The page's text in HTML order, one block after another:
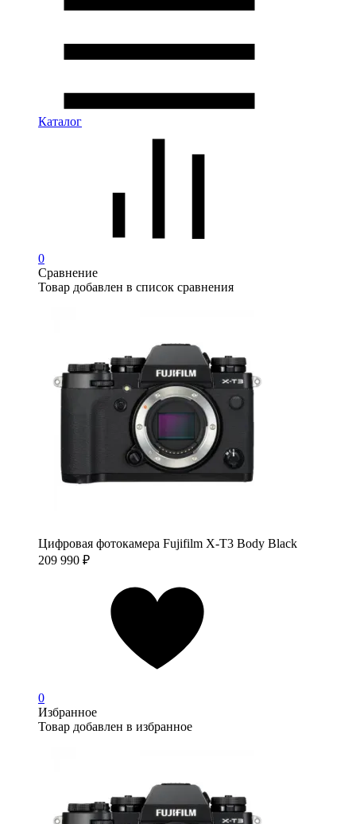
Каталог
0
Сравнение
Товар добавлен в список сравнения
Цифровая фотокамера Fujifilm X-T3 Body Black
209 990 ₽
0
Избранное
Товар добавлен в избранное